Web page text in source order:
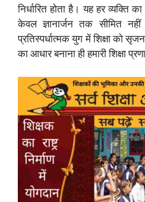
निर्धारित होता है। यह हर व्यक्ति
केवल ज्ञानार्जन तक सीमित
प्रतिस्पर्धात्मक युग में शिक्षा को
का आधार बनाना ही हमारी शिक्षा